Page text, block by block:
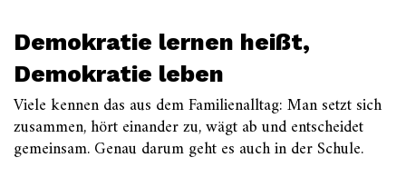
Demokratie lernen heißt,
Demokratie leben
Viele kennen das aus dem Familienalltag: Man setzt sich
zusammen, hört einander zu, wägt ab und entscheidet
gemeinsam. Genau darum geht es auch in der Schule.